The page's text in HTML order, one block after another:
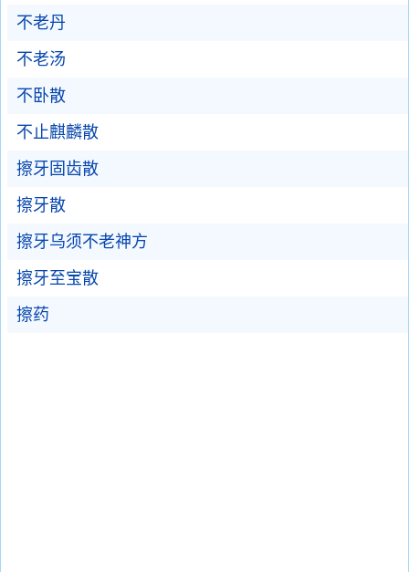
不老丹
不老汤
不卧散
不止麒麟散
擦牙固齿散
擦牙散
擦牙乌须不老神方
擦牙至宝散
擦药